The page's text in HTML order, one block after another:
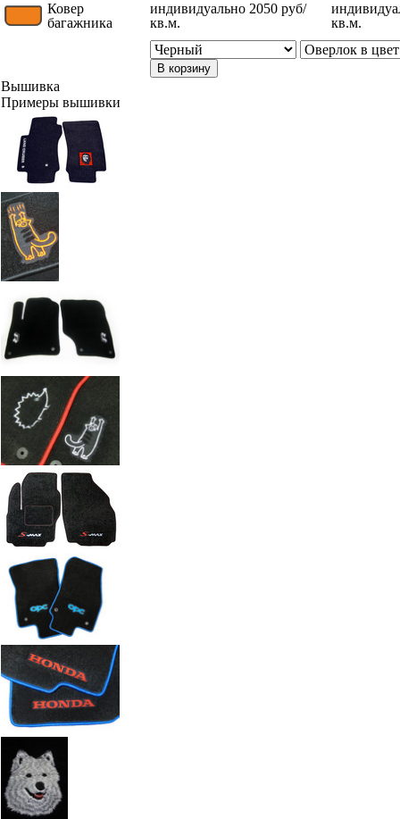
Ковер
багажника
индивидуально 2050 руб/
кв.м.
кв.м.
В корзину
Вышивка
Примеры вышивки